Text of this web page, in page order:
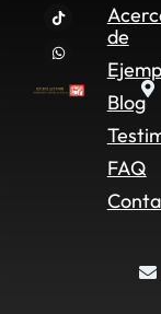
de
Blog
FAQ